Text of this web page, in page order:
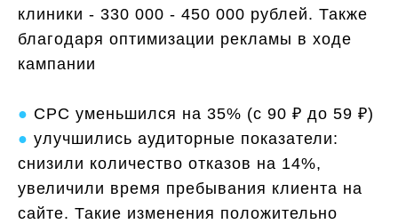
клиники - 330 000 - 450 000 рублей. Также
благодаря оптимизации рекламы в ходе
кампании
● CPC уменьшился на 35% (с 90 ₽ до 59 ₽)
● улучшились аудиторные показатели:
снизили количество отказов на 14%,
увеличили время пребывания клиента на
сайте. Такие изменения положительно